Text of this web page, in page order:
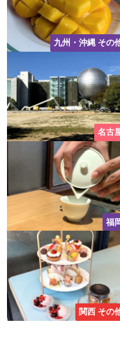
九州・沖縄 その
名古
福
関西 その